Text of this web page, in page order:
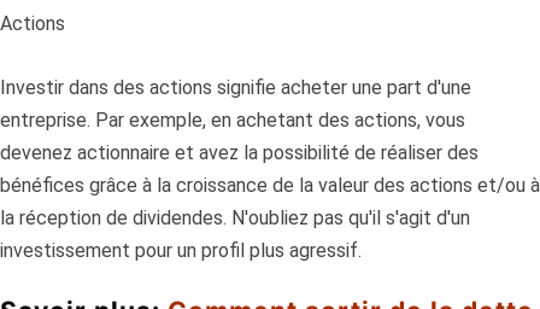
Actions
Investir dans des actions signifie acheter une part d'une
entreprise. Par exemple, en achetant des actions, vous
devenez actionnaire et avez la possibilité de réaliser des
bénéfices grâce à la croissance de la valeur des actions et/ou à
la réception de dividendes. N'oubliez pas qu'il s'agit d'un
investissement pour un profil plus agressif.